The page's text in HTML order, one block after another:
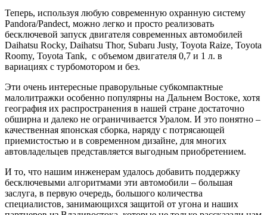
Теперь, используя любую современную охранную систему
Pandora/Pandect, можно легко и просто реализовать
бесключевой запуск двигателя современных автомобилей
Daihatsu Rocky, Daihatsu Thor, Subaru Justy, Toyota Raize, Toyota
Roomy, Toyota Tank, с объемом двигателя 0,7 и 1 л. в
вариациях с турбомотором и без.
Эти очень интересные праворульные субкомпактные
малолитражки особенно популярны на Дальнем Востоке, хотя
география их распространения в нашей стране достаточно
обширна и далеко не ограничивается Уралом. И это понятно –
качественная японская сборка, наряду с потрясающей
приемистостью и в современном дизайне, для многих
автовладельцев представляется выгодным приобретением.
И то, что нашим инженерам удалось добавить поддержку
бесключевыми алгоритмами эти автомобили – большая
заслуга, в первую очередь, большого количества
специалистов, занимающихся защитой от угона и наших